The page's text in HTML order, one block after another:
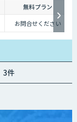
無料プラン
お問合せください
3件